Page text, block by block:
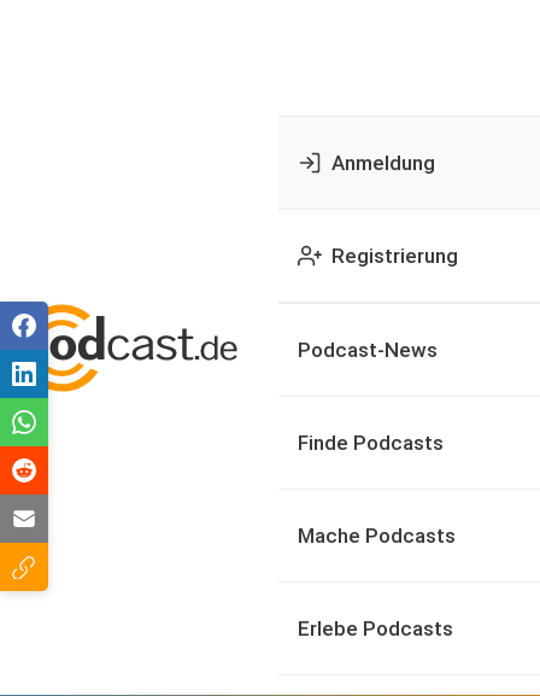
Anmeldung
Registrierung
Podcast-News
Finde Podcasts
Mache Podcasts
Erlebe Podcasts